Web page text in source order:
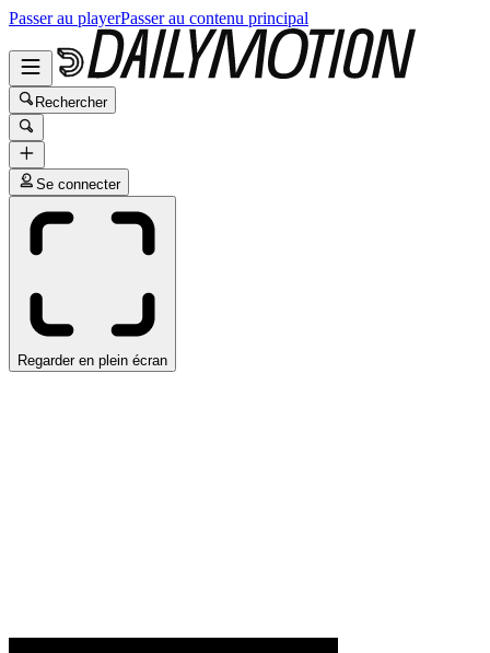
Passer au playerPasser au contenu principal
Rechercher
Se connecter
Regarder en plein écran